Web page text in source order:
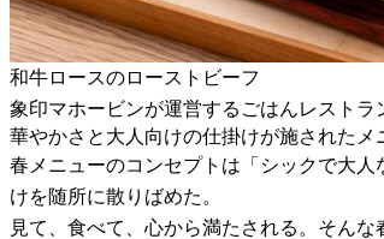
和牛ロースのローストビーフ
象印マホービンが運営するごはんレストラ
華やかさと大人向けの仕掛けが施されたメ
春メニューのコンセプトは「シックで大
けを随所に散りばめた。
見て、食べて、心から満たされる。そんな